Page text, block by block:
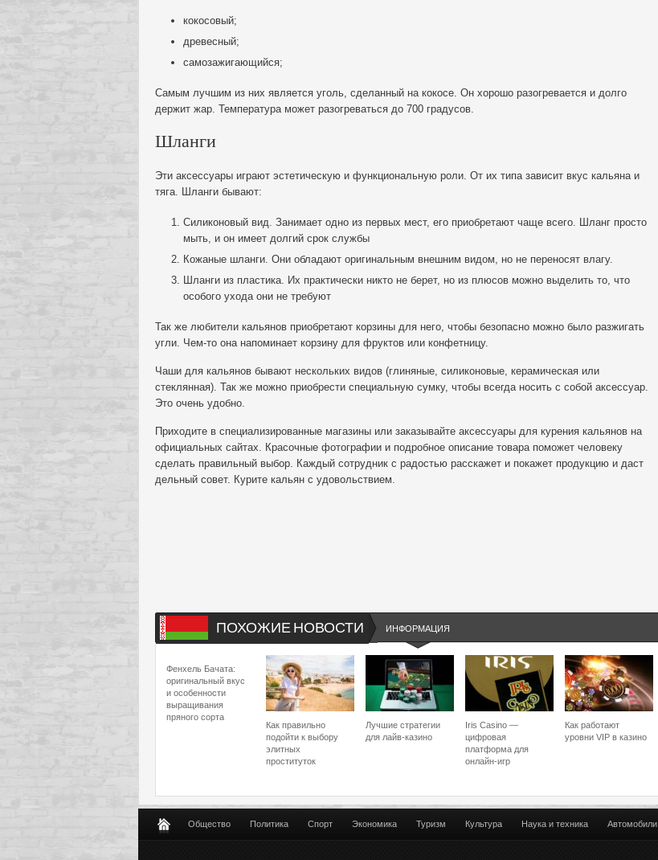
кокосовый;
древесный;
самозажигающийся;
Самым лучшим из них является уголь, сделанный на кокосе. Он хорошо разогревается и долго
держит жар. Температура может разогреваться до 700 градусов.
Шланги
Эти аксессуары играют эстетическую и функциональную роли. От их типа зависит вкус кальяна и
тяга. Шланги бывают:
Силиконовый вид. Занимает одно из первых мест, его приобретают чаще всего. Шланг просто
мыть, и он имеет долгий срок службы
Кожаные шланги. Они обладают оригинальным внешним видом, но не переносят влагу.
Шланги из пластика. Их практически никто не берет, но из плюсов можно выделить то, что
особого ухода они не требуют
Так же любители кальянов приобретают корзины для него, чтобы безопасно можно было разжигать
угли. Чем-то она напоминает корзину для фруктов или конфетницу.
Чаши для кальянов бывают нескольких видов (глиняные, силиконовые, керамическая или
стеклянная). Так же можно приобрести специальную сумку, чтобы всегда носить с собой аксессуар.
Это очень удобно.
Приходите в специализированные магазины или заказывайте аксессуары для курения кальянов на
официальных сайтах. Красочные фотографии и подробное описание товара поможет человеку
сделать правильный выбор. Каждый сотрудник с радостью расскажет и покажет продукцию и даст
дельный совет. Курите кальян с удовольствием.
ПОХОЖИЕ НОВОСТИ ИНФОРМАЦИЯ
Фенхель Бачата:
оригинальный вкус
и особенности
выращивания
пряного сорта
Как правильно
подойти к выбору
элитных
проституток
Лучшие стратегии
для лайв-казино
Iris Casino —
цифровая
платформа для
онлайн-игр
Как работают
уровни VIP в казино
Общество Политика Спорт Экономика Туризм Культура Наука и техника Автомобили